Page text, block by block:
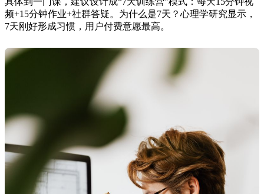
频+15分钟作业+社群答疑。为什么是7天？心理学研究显示，
7天刚好形成习惯，用户付费意愿最高。